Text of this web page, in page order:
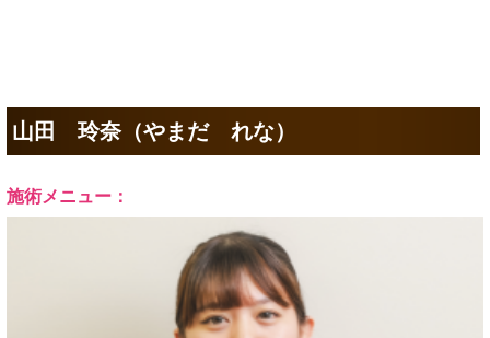
山田 玲奈（やまだ れな）
施術メニュー：